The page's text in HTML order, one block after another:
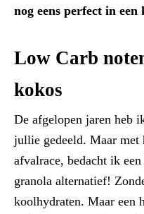
nog eens perfect in
Low Carb
kokos
De afgelopen jaren heb
jullie gedeeld. Maar
afvalrace, bedacht ik
granola alternatief!
koolhydraten. Maar een